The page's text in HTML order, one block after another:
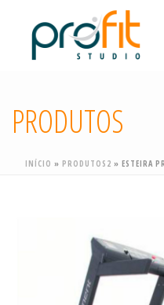
PRODUTOS
INÍCIO » PRODUTOS2 » ESTEIRA